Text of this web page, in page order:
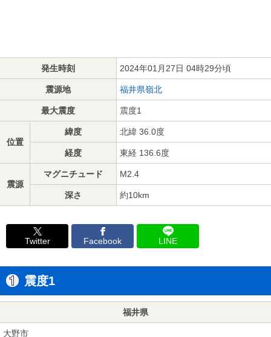
発生時刻 2024年01月27日 04時29分頃
震源地 福井県嶺北
最大震度 震度1
位置
緯度 北緯 36.0度
経度 東経 136.6度
震源
マグニチュード M2.4
深さ 約10km
Twitter Facebook LINE
震度1
福井県
大野市